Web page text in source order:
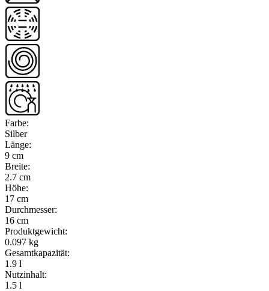
Farbe:
Silber
Länge:
9 cm
Breite:
2.7 cm
Höhe:
17 cm
Durchmesser:
16 cm
Produktgewicht:
0.097 kg
Gesamtkapazität:
1.9 l
Nutzinhalt:
1.5 l